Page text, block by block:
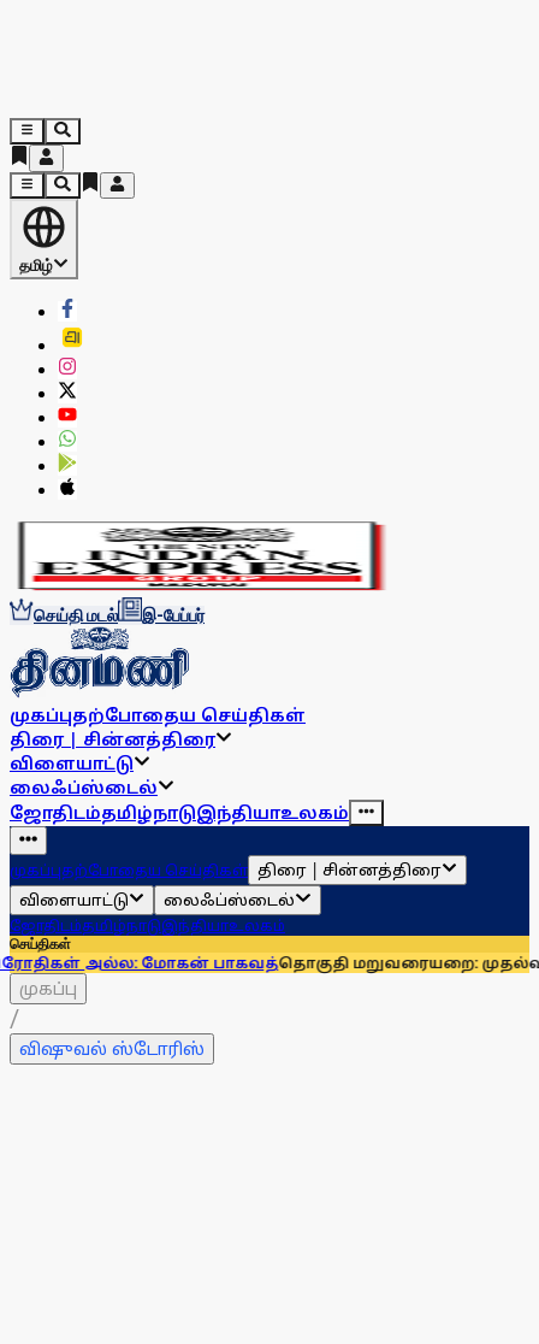
தமிழ்
செய்தி மடல் இ-பேப்பர்
முகப்புதற்போதைய செய்திகள்
திரை | சின்னத்திரை
விளையாட்டு
லைஃப்ஸ்டைல்
ஜோதிடம்தமிழ்நாடுஇந்தியாஉலகம்
முகப்புதற்போதைய செய்திகள் திரை | சின்னத்திரை
விளையாட்டு
லைஃப்ஸ்டைல்
ஜோதிடம்தமிழ்நாடுஇந்தியாஉலகம்
செய்திகள்
மோகன் பாகவத்தொகுதி மறுவரையறை: முதல்வர்
முகப்பு
/
விஷுவல் ஸ்டோரிஸ்